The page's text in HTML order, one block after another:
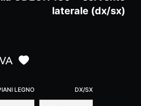
laterale (dx/sx)
LEGNO DX/SX